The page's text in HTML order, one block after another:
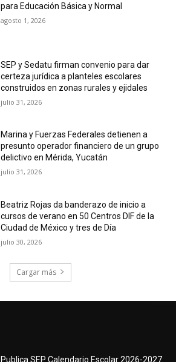
para Educación Básica y Normal
agosto 1, 2026
SEP y Sedatu firman convenio para dar
certeza jurídica a planteles escolares
construidos en zonas rurales y ejidales
julio 31, 2026
Marina y Fuerzas Federales detienen a
presunto operador financiero de un grupo
delictivo en Mérida, Yucatán
julio 31, 2026
Beatriz Rojas da banderazo de inicio a
cursos de verano en 50 Centros DIF de la
Ciudad de México y tres de Día
julio 30, 2026
Cargar más
Publica SEP Calendario Escolar 2026-2027